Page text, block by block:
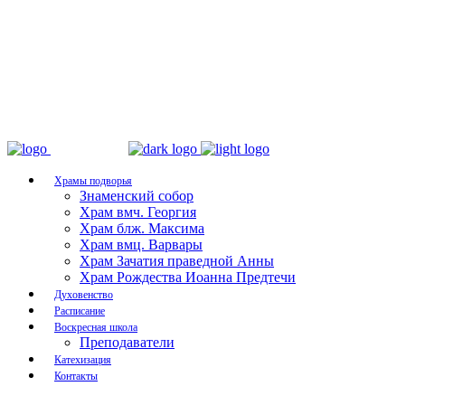
Храмы подворья
Знаменский собор
Храм вмч. Георгия
Храм блж. Максима
Храм вмц. Варвары
Храм Зачатия праведной Анны
Храм Рождества Иоанна Предтечи
Духовенство
Расписание
Воскресная школа
Преподаватели
Катехизация
Контакты